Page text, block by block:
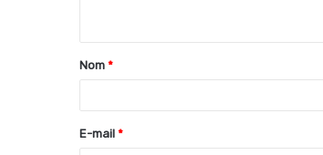
t
a
e
Nom *
E-mail *